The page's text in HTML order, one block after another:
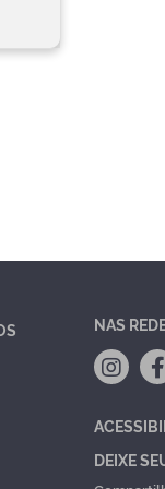
NAS
DEIXE